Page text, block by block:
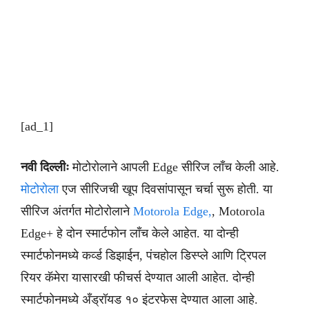
[ad_1]
नवी दिल्लीः मोटोरोलाने आपली Edge सीरिज लाँच केली आहे.
मोटोरोलाएज सीरिजची खूप दिवसांपासून चर्चा सुरू होती. या
सीरिज अंतर्गत मोटोरोलाने Motorola Edge,, Motorola
Edge+ हे दोन स्मार्टफोन लाँच केले आहेत. या दोन्ही
स्मार्टफोनमध्ये कर्व्ड डिझाईन, पंचहोल डिस्प्ले आणि ट्रिपल
रियर कॅमेरा यासारखी फीचर्स देण्यात आली आहेत. दोन्ही
स्मार्टफोनमध्ये अँड्रॉयड १० इंटरफेस देण्यात आला आहे.